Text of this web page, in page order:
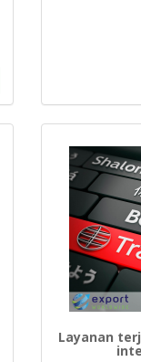
Layanan